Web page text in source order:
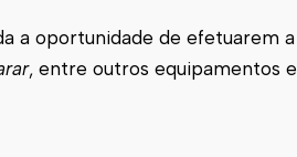
a oportunidade de efetuarem
, entre outros equipamentos